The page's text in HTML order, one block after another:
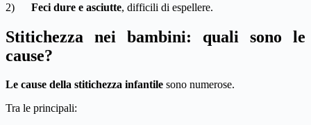
2) Feci dure e asciutte, difficili di espellere.
Stitichezza nei bambini: quali sono le
cause?
Le cause della stitichezza infantile sono numerose.
Tra le principali: